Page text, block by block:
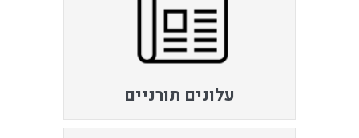
עלונים תורניים